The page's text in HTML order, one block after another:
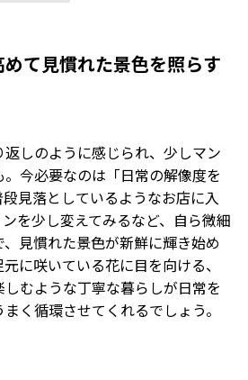
て見慣れた景色を照らす
しのように感じられ、少しマン
今必要なのは「日常の解像度を
見落としているようなお店に入
を少し変えてみるなど、自ら微細
見慣れた景色が新鮮に輝き始め
に咲いている花に目を向ける、
むような丁寧な暮らしが日常を
く循環させてくれるでしょう。